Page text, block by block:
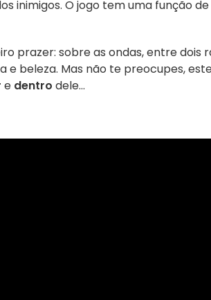
inimigos. O jogo tem uma função de
prazer: sobre as ondas, entre dois
beleza. Mas não te preocupes,
e dentro dele...